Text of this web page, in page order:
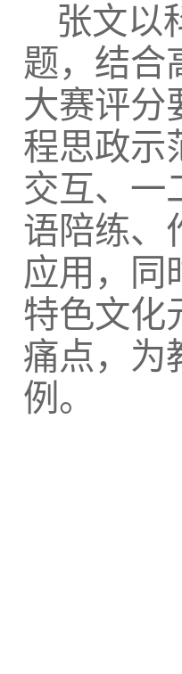
张文以
题，结合
大赛评分
程思政示
交互、一
语陪练、
应用，同
特色文化
痛点，为
例。